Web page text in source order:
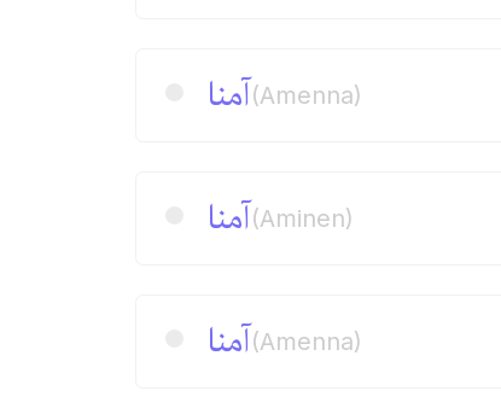
آمنا(Amenna)
آمنا(Aminen)
آمنا(Amenna)